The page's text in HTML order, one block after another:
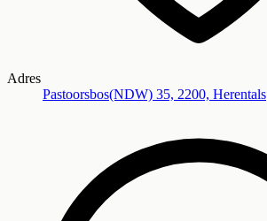
Adres
Pastoorsbos(NDW) 35, 2200, Herentals